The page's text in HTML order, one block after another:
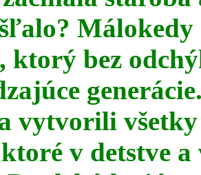
Málokedy
ktorý bez
vytvorili
v detstve